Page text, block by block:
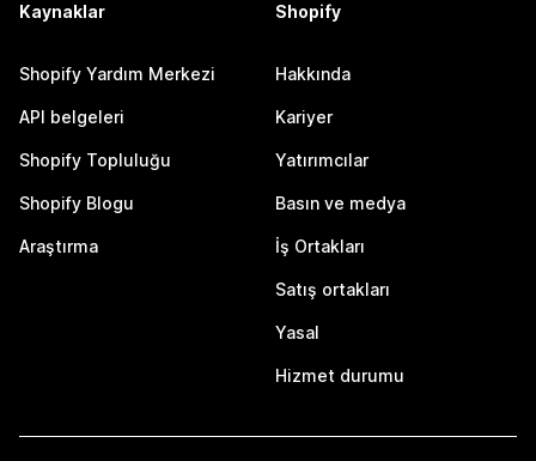
Kaynaklar
Shopify Yardım Merkezi
API belgeleri
Shopify Topluluğu
Shopify Blogu
Araştırma
Shopify
Hakkında
Kariyer
Yatırımcılar
Basın ve medya
İş Ortakları
Satış ortakları
Yasal
Hizmet durumu